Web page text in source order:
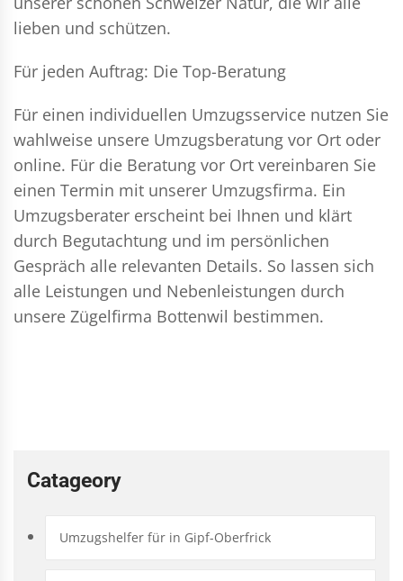
lieben und schützen.
Für jeden Auftrag: Die Top-Beratung
Für einen individuellen Umzugsservice nutzen Sie
wahlweise unsere Umzugsberatung vor Ort oder
online. Für die Beratung vor Ort vereinbaren Sie
einen Termin mit unserer Umzugsfirma. Ein
Umzugsberater erscheint bei Ihnen und klärt
durch Begutachtung und im persönlichen
Gespräch alle relevanten Details. So lassen sich
alle Leistungen und Nebenleistungen durch
unsere Zügelfirma Bottenwil bestimmen.
Catageory
Umzugshelfer für in Gipf-Oberfrick